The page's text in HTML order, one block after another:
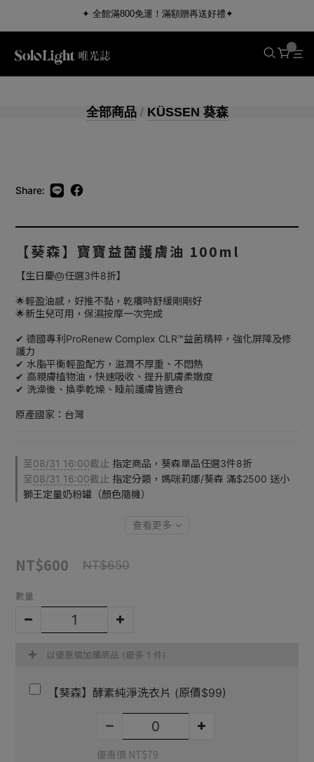
✦ 全館滿800免運！滿額贈再送好禮✦
全部商品/ KÜSSEN 葵森
Share:
【葵森】寶寶益菌護膚油 100ml
【生日慶🎂任選3件8折】
🌟輕盈油感，好推不黏，乾癢時舒緩剛剛好
🌟新生兒可用，保濕按摩一次完成
✔ 德國專利ProRenew Complex CLR™益菌精粹，強化屏障及修
護力
✔ 水脂平衡輕盈配方，滋潤不厚重、不悶熱
✔ 高親膚植物油，快速吸收、提升肌膚柔嫩度
✔ 洗澡後、換季乾燥、睡前護膚皆適合
原產國家：台灣
至08/31 16:00截止 指定商品，葵森單品任選3件8折
至08/31 16:00截止 指定分類，媽咪莉娜/葵森 滿$2500 送小
獅王定量奶粉罐（顏色隨機）
查看更多
NT$600 NT$650
數量
以優惠價加購商品 (最多 1 件)
【葵森】酵素純淨洗衣片 (原價$99)
優惠價 NT$79